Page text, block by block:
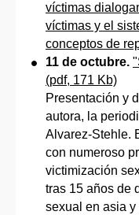
víctimas
víctimas y el
conceptos de
11 de octubre.
(pdf, 171 Kb)
Presentación y
autora, la
Alvarez-Stehle.
con numeroso
victimización
tras 15 años de
sexual en asia y